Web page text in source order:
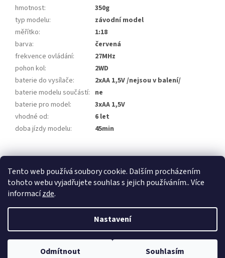
Tento web používá soubory cookie. Dalším procházením
tohoto webu vyjadřujete souhlas s jejich používáním.. Více
informacízde.
Nastavení
Odmítnout Souhlasím
hmotnost:
350g
typ modelu:
závodní model
měřítko:
1:18
barva:
červená
frekvence ovládání:
27MHz
pohon kol:
2WD
baterie do vysílače:
2xAA 1,5V /nejsou v balení/
baterie modelu součástí: ne
baterie pro model:
3xAA 1,5V
vhodné od:
6 let
doba jízdy modelu: 45min
Z
KONTAKT
Vytvořil Shoptet
Copyright 2026RC autodráhy . Všechna práva vyhrazena.